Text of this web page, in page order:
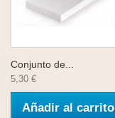
Conjunto de...
5,30 €
Añadir al carrito